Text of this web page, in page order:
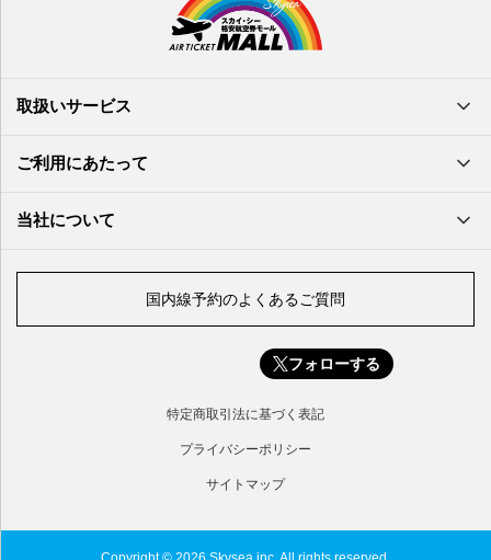
北九州空港
奄美大島空港
徳之島空港
喜界島空港
南大東空港
多良間空港
取扱いサービス
ご利用にあたって
当社について
国内線予約のよくあるご質問
フォローする
特定商取引法に基づく表記
プライバシーポリシー
サイトマップ